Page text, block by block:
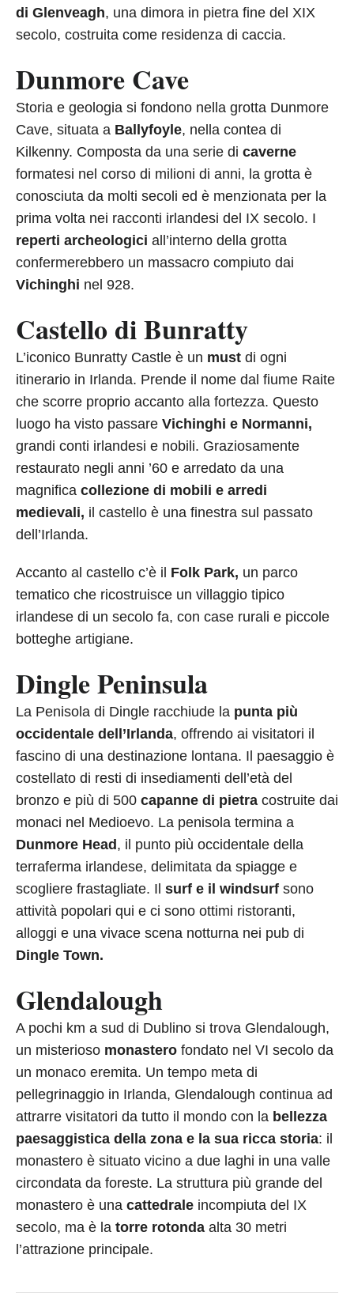
di Glenveagh, una dimora in pietra fine del XIX
secolo, costruita come residenza di caccia.
Dunmore Cave
Storia e geologia si fondono nella grotta Dunmore
Cave, situata a Ballyfoyle, nella contea di
Kilkenny. Composta da una serie di caverne
formatesi nel corso di milioni di anni, la grotta è
conosciuta da molti secoli ed è menzionata per la
prima volta nei racconti irlandesi del IX secolo. I
reperti archeologici all’interno della grotta
confermerebbero un massacro compiuto dai
Vichinghi nel 928.
Castello di Bunratty
L’iconico Bunratty Castle è un must di ogni
itinerario in Irlanda. Prende il nome dal fiume Raite
che scorre proprio accanto alla fortezza. Questo
luogo ha visto passare Vichinghi e Normanni,
grandi conti irlandesi e nobili. Graziosamente
restaurato negli anni ’60 e arredato da una
magnifica collezione di mobili e arredi
medievali, il castello è una finestra sul passato
dell’Irlanda.
Accanto al castello c’è il Folk Park, un parco
tematico che ricostruisce un villaggio tipico
irlandese di un secolo fa, con case rurali e piccole
botteghe artigiane.
Dingle Peninsula
La Penisola di Dingle racchiude la punta più
occidentale dell’Irlanda, offrendo ai visitatori il
fascino di una destinazione lontana. Il paesaggio è
costellato di resti di insediamenti dell’età del
bronzo e più di 500 capanne di pietra costruite dai
monaci nel Medioevo. La penisola termina a
Dunmore Head , il punto più occidentale della
terraferma irlandese, delimitata da spiagge e
scogliere frastagliate. Il surf e il windsurf sono
attività popolari qui e ci sono ottimi ristoranti,
alloggi e una vivace scena notturna nei pub di
Dingle Town.
Glendalough
A pochi km a sud di Dublino si trova Glendalough,
un misterioso monastero fondato nel VI secolo da
un monaco eremita. Un tempo meta di
pellegrinaggio in Irlanda, Glendalough continua ad
attrarre visitatori da tutto il mondo con la bellezza
paesaggistica della zona e la sua ricca storia: il
monastero è situato vicino a due laghi in una valle
circondata da foreste. La struttura più grande del
monastero è una cattedrale incompiuta del IX
secolo, ma è la torre rotonda alta 30 metri
l’attrazione principale.